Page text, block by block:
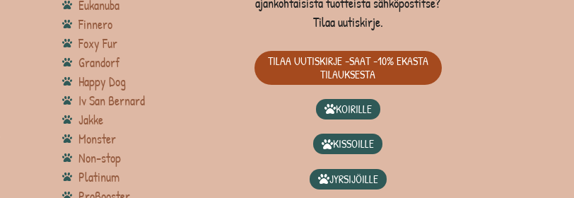
Eukanuba
Finnero
Foxy Fur
Grandorf
Happy Dog
Iv San Bernard
Jakke
Monster
Non-stop
Platinum
Tilaa uutiskirje.
TILAA UUTISKIRJE -SAAT -10% EKASTA
TILAUKSESTA
KOIRILLE
KISSOILLE
JYRSIJÖILLE